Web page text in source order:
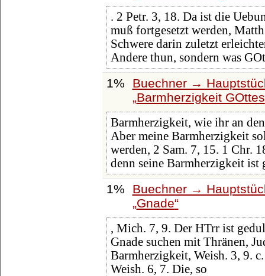
. 2 Petr. 3, 18. Da ist die
muß fortgesetzt werden,
Schwere darin zuletzt
Andere thun, sondern was
1%
Buechner →
Barmherzigkeit GOttes
Barmherzigkeit, wie ihr an
Aber meine Barmherzigkeit
werden, 2 Sam. 7, 15. 1 Chr.
denn seine Barmherzigkeit ist
1%
Buechner →
Gnade
, Mich. 7, 9. Der HTrr ist
Gnade suchen mit Thränen,
Barmherzigkeit, Weish. 3, 9.
Weish. 6, 7. Die, so